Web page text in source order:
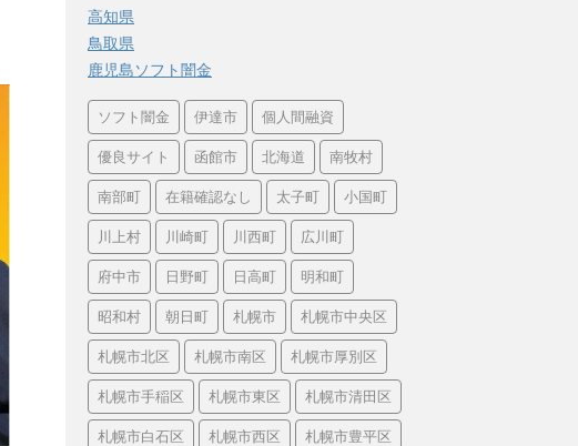
高知県
鳥取県
鹿児島ソフト闇金
ソフト闇金 伊達市 個人間融資
優良サイト 函館市 北海道 南牧村
南部町 在籍確認なし 太子町 小国町
川上村 川崎町 川西町 広川町
府中市 日野町 日高町 明和町
昭和村 朝日町 札幌市 札幌市中央区
札幌市北区 札幌市南区 札幌市厚別区
札幌市手稲区 札幌市東区 札幌市清田区
札幌市白石区 札幌市西区 札幌市豊平区